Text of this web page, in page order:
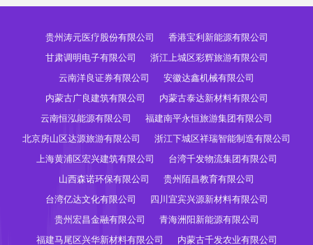
贵州涛元医疗股份有限公司
香港宝利新能源有限公司
甘肃调明电子有限公司
浙江上城区彩辉旅游有限公司
云南洋良证券有限公司
安徽达鑫机械有限公司
内蒙古广良建筑有限公司
内蒙古泰达新材料有限公司
云南恒泓能源有限公司
福建南平永恒旅游集团有限公司
北京房山区达源旅游有限公司
浙江下城区祥瑞智能制造有限公司
上海黄浦区宏兴建筑有限公司
台湾千发物流集团有限公司
山西森诺环保有限公司
贵州陌昌教育有限公司
台湾亿达文化有限公司
四川宜宾兴源新材料有限公司
贵州宏昌金融有限公司
青海洲阳新能源有限公司
福建马尾区兴华新材料有限公司
内蒙古千发农业有限公司